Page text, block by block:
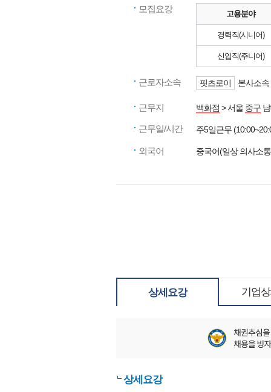
모집요강 고용분야
경력직(시니어)
신입직(주니어)
근로자소속 핏츠로이 본사소
근무지 백화점 > 서울 중구
근무일/시간 주5일근무
외국어 중국어(일상 의사소
상세요강 기업
상세요강